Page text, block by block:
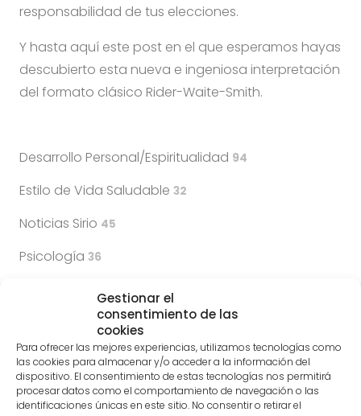
Gestionar el
consentimiento de las
cookies
Para ofrecer las mejores experiencias, utilizamos tecnologías como
las cookies para almacenar y/o acceder a la información del
dispositivo. El consentimiento de estas tecnologías nos permitirá
procesar datos como el comportamiento de navegación o las
identificaciones únicas en este sitio. No consentir o retirar el
responsabilidad de tus elecciones.
Y hasta aquí este post en el que esperamos hayas
descubierto esta nueva e ingeniosa interpretación
del formato clásico Rider-Waite-Smith.
Desarrollo Personal/Espiritualidad 94
Estilo de Vida Saludable 32
Noticias Sirio 45
Psicología 36